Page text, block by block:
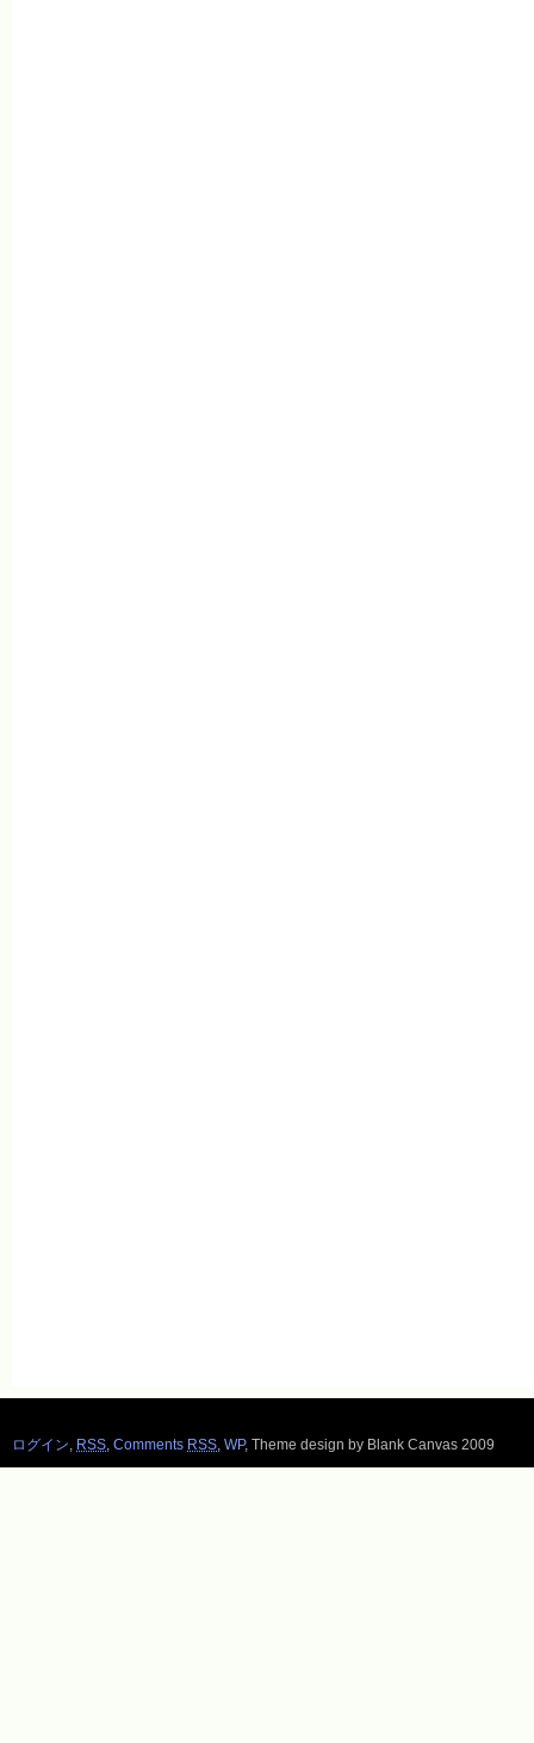
ログイン RSS Comments RSS WP, Theme design by Blank Canvas 2009